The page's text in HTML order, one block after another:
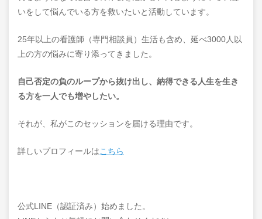
いをして悩んでいる方を救いたいと活動しています。
25年以上の看護師（専門相談員）生活も含め、延べ3000人以
上の方の悩みに寄り添ってきました。
自己否定の負のループから抜け出し、納得できる人生を生き
る方を一人でも増やしたい。
それが、私がこのセッションを届ける理由です。
詳しいプロフィールはこちら
公式LINE（認証済み）始めました。